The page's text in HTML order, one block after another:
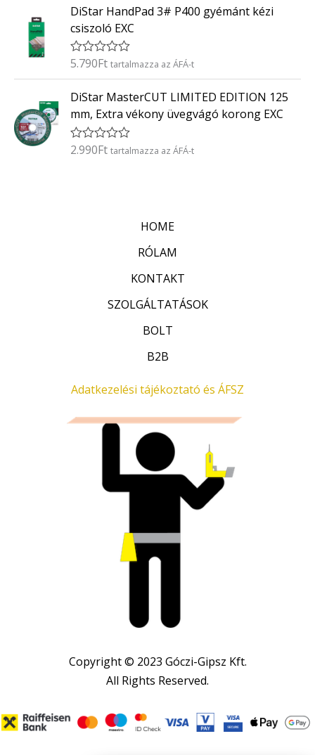
/
5
é
e
l
s
:
/
5
DiStar HandPad 3# P400 gyémánt kézi
csiszoló EXC
É
é
e
l
é
s
5.790Ft tartalmazza az ÁFÁ-t
DiStar MasterCUT LIMITED EDITION 125
mm, Extra vékony üvegvágó korong EXC
É
2.990Ft tartalmazza az ÁFÁ-t
HOME
RÓLAM
KONTAKT
SZOLGÁLTATÁSOK
BOLT
B2B
Adatkezelési tájékoztató és ÁFSZ
Copyright © 2023 Góczi-Gipsz Kft.
All Rights Reserved.